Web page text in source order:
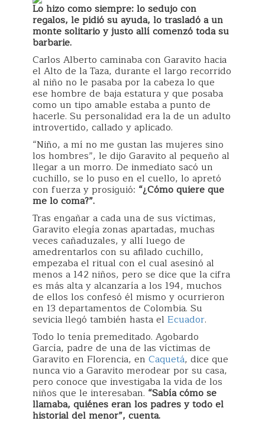
Lo hizo como siempre: lo sedujo con
regalos, le pidió su ayuda, lo trasladó a un
monte solitario y justo allí comenzó toda su
barbarie.
Carlos Alberto caminaba con Garavito hacia
el Alto de la Taza, durante el largo recorrido
al niño no le pasaba por la cabeza lo que
ese hombre de baja estatura y que posaba
como un tipo amable estaba a punto de
hacerle. Su personalidad era la de un adulto
introvertido, callado y aplicado.
“Niño, a mí no me gustan las mujeres sino
los hombres”, le dijo Garavito al pequeño al
llegar a un morro. De inmediato sacó un
cuchillo, se lo puso en el cuello, lo apretó
con fuerza y prosiguió: “¿Cómo quiere que
me lo coma?”.
Tras engañar a cada una de sus víctimas,
Garavito elegía zonas apartadas, muchas
veces cañaduzales, y allí luego de
amedrentarlos con su afilado cuchillo,
empezaba el ritual con el cual asesinó al
menos a 142 niños, pero se dice que la cifra
es más alta y alcanzaría a los 194, muchos
de ellos los confesó él mismo y ocurrieron
en 13 departamentos de Colombia. Su
sevicia llegó también hasta el Ecuador.
Todo lo tenía premeditado. Agobardo
García, padre de una de las víctimas de
Garavito en Florencia, en Caquetá, dice que
nunca vio a Garavito merodear por su casa,
pero conoce que investigaba la vida de los
niños que le interesaban. “Sabía cómo se
llamaba, quiénes eran los padres y todo el
historial del menor”, cuenta.